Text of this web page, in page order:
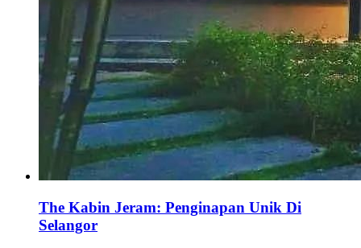
The Kabin Jeram: Penginapan Unik Di
Selangor